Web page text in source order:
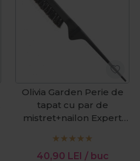
Olivia Garden Perie de
tapat cu par de
mistret+nailon Expert
40,90 LEI / buc